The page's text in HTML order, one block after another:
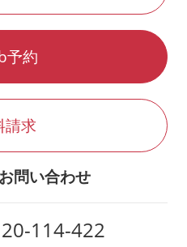
予約
請求
問い合わせ
114-422